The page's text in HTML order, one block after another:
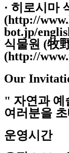
· 히로시마
(http://
bot.jp/
식물원 (牧
(http://
Our
" 자연과 예
여러분을
운영시간